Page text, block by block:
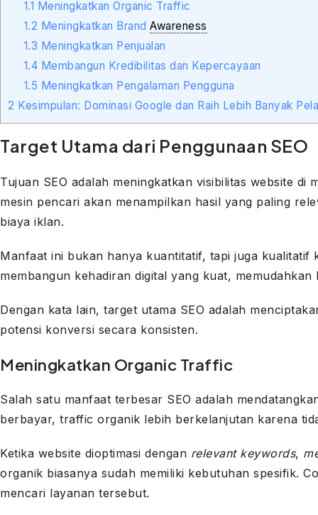
1.1 Meningkatkan Organic Traffic
1.2 Meningkatkan BrandAwareness
1.3 Meningkatkan Penjualan
1.4 Membangun Kredibilitas dan Kepercayaan
1.5 Meningkatkan Pengalaman Pengguna
2 Kesimpulan: Dominasi Google dan Raih Lebih Banyak
Target Utama dari Penggunaan SEO
Tujuan SEO adalah meningkatkan visibilitas website
mesin pencari akan menampilkan hasil yang paling
biaya iklan.
Manfaat ini bukan hanya kuantitatif, tapi juga
membangun kehadiran digital yang kuat,
Dengan kata lain, target utama SEO adalah
potensi konversi secara konsisten.
Meningkatkan Organic Traffic
Salah satu manfaat terbesar SEO adalah
berbayar, traffic organik lebih berkelanjutan karena
Ketika website dioptimasi dengan relevant keywords,
organik biasanya sudah memiliki kebutuhan spesifik.
mencari layanan tersebut.